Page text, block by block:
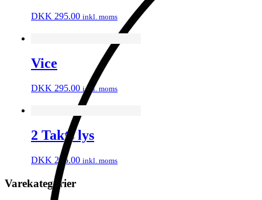
DKK 295.00 inkl. moms
Vice
DKK 295.00 inkl. moms
2 Takts lys
DKK 295.00 inkl. moms
Varekategorier